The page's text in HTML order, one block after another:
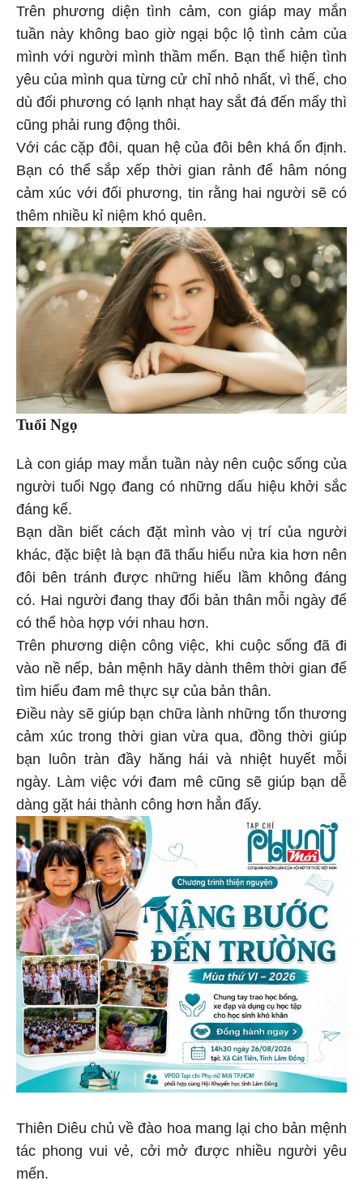
Trên phương diện tình cảm, con giáp may mắn
tuần này không bao giờ ngại bộc lộ tình cảm của
mình với người mình thầm mến. Bạn thể hiện tình
yêu của mình qua từng cử chỉ nhỏ nhất, vì thế, cho
dù đối phương có lạnh nhạt hay sắt đá đến mấy thì
cũng phải rung động thôi.
Với các cặp đôi, quan hệ của đôi bên khá ổn định.
Bạn có thể sắp xếp thời gian rảnh để hâm nóng
cảm xúc với đối phương, tin rằng hai người sẽ có
thêm nhiều kỉ niệm khó quên.
Tuổi Ngọ
Là con giáp may mắn tuần này nên cuộc sống của
người tuổi Ngọ đang có những dấu hiệu khởi sắc
đáng kể.
Bạn dần biết cách đặt mình vào vị trí của người
khác, đặc biệt là bạn đã thấu hiểu nửa kia hơn nên
đôi bên tránh được những hiểu lầm không đáng
có. Hai người đang thay đổi bản thân mỗi ngày để
có thể hòa hợp với nhau hơn.
Trên phương diện công việc, khi cuộc sống đã đi
vào nề nếp, bản mệnh hãy dành thêm thời gian để
tìm hiểu đam mê thực sự của bản thân.
Điều này sẽ giúp bạn chữa lành những tổn thương
cảm xúc trong thời gian vừa qua, đồng thời giúp
bạn luôn tràn đầy hăng hái và nhiệt huyết mỗi
ngày. Làm việc với đam mê cũng sẽ giúp bạn dễ
dàng gặt hái thành công hơn hẳn đấy.
Thiên Diêu chủ về đào hoa mang lại cho bản mệnh
tác phong vui vẻ, cởi mở được nhiều người yêu
mến.